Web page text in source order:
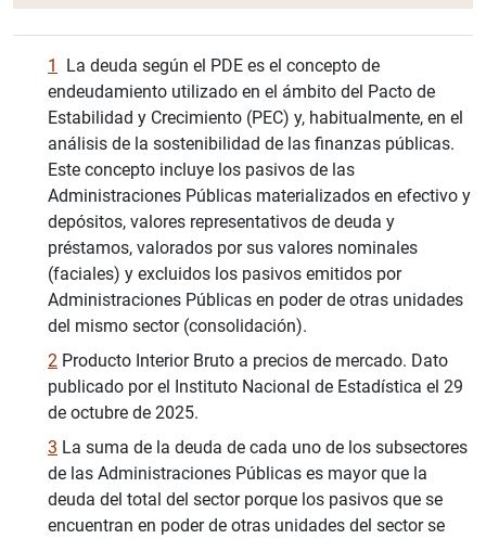
1
La deuda según el PDE es el concepto de
endeudamiento utilizado en el ámbito del Pacto de
Estabilidad y Crecimiento (PEC) y, habitualmente, en el
análisis de la sostenibilidad de las finanzas públicas.
Este concepto incluye los pasivos de las
Administraciones Públicas materializados en efectivo y
depósitos, valores representativos de deuda y
préstamos, valorados por sus valores nominales
(faciales) y excluidos los pasivos emitidos por
Administraciones Públicas en poder de otras unidades
del mismo sector (consolidación).
2 Producto Interior Bruto a precios de mercado. Dato
publicado por el Instituto Nacional de Estadística el 29
de octubre de 2025.
3 La suma de la deuda de cada uno de los subsectores
de las Administraciones Públicas es mayor que la
deuda del total del sector porque los pasivos que se
encuentran en poder de otras unidades del sector se